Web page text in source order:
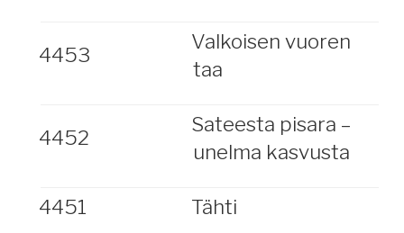
4453
Valkoisen vuoren
taa
4452
Sateesta pisara –
unelma kasvusta
4451 Tähti